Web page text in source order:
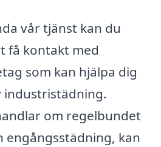
vår tjänst kan du
få kontakt med
som kan hjälpa dig
industristädning.
om regelbundet
engångsstädning, kan